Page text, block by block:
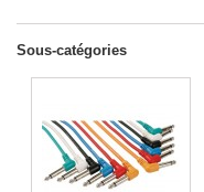
Sous-catégories